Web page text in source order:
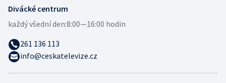
Divácké centrum
každý všední den:8:00—16:00 hodin
261 136 113
info@ceskatelevize.cz